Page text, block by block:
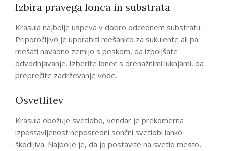
Izbira pravega lonca in substrata
Krasula najbolje uspeva v dobro odcednem substratu.
Priporočljivo je uporabiti mešanico za sukulente ali pa
mešati navadno zemljo s peskom, da izboljšate
odvodnjavanje. Izberite lonec s drenažnimi luknjami, da
preprečite zadrževanje vode.
Osvetlitev
Krasula obožuje svetlobo, vendar je prekomerna
izpostavljenost neposredni sončni svetlobi lahko
škodljiva. Najbolje je, da jo postavite na svetlo mesto,